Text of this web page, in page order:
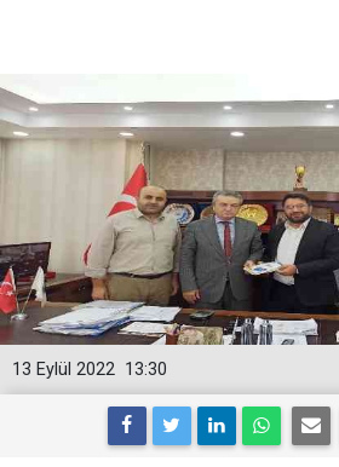
13:30
13 Eylül 2022